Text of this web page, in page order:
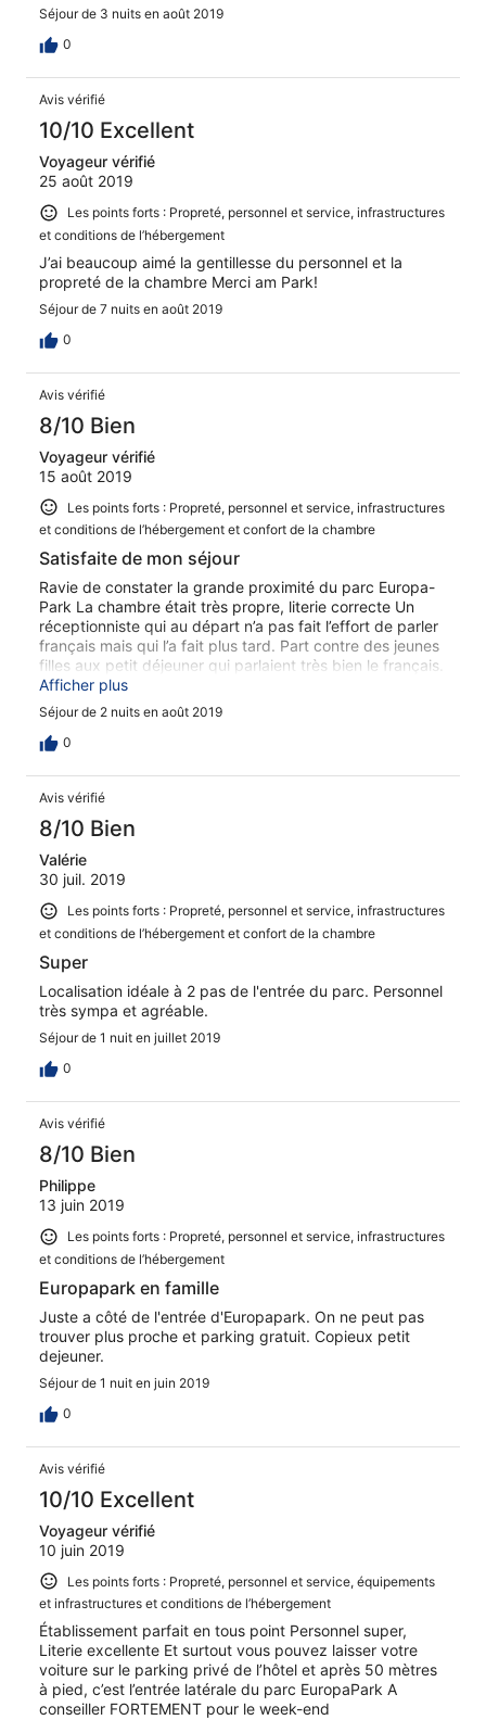
Séjour de 3 nuits en août 2019
0
Avis vérifié
10/10 Excellent
Voyageur vérifié
25 août 2019
Les points forts : Propreté, personnel et service, infrastructures
et conditions de l’hébergement
J’ai beaucoup aimé la gentillesse du personnel et la
propreté de la chambre Merci am Park!
Séjour de 7 nuits en août 2019
0
Avis vérifié
8/10 Bien
Voyageur vérifié
15 août 2019
Les points forts : Propreté, personnel et service, infrastructures
et conditions de l’hébergement et confort de la chambre
Satisfaite de mon séjour
Ravie de constater la grande proximité du parc Europa-
Park La chambre était très propre, literie correcte Un
réceptionniste qui au départ n’a pas fait l’effort de parler
français mais qui l’a fait plus tard. Part contre des jeunes
filles aux petit déjeuner qui parlaient très bien le français.
Très satisfaite du séjour, je recommande !
Afficher plus
Séjour de 2 nuits en août 2019
0
Avis vérifié
8/10 Bien
Valérie
30 juil. 2019
Les points forts : Propreté, personnel et service, infrastructures
et conditions de l’hébergement et confort de la chambre
Super
Localisation idéale à 2 pas de l'entrée du parc. Personnel
très sympa et agréable.
Séjour de 1 nuit en juillet 2019
0
Avis vérifié
8/10 Bien
Philippe
13 juin 2019
Les points forts : Propreté, personnel et service, infrastructures
et conditions de l’hébergement
Europapark en famille
Juste a côté de l'entrée d'Europapark. On ne peut pas
trouver plus proche et parking gratuit. Copieux petit
dejeuner.
Séjour de 1 nuit en juin 2019
0
Avis vérifié
10/10 Excellent
Voyageur vérifié
10 juin 2019
Les points forts : Propreté, personnel et service, équipements
et infrastructures et conditions de l’hébergement
Établissement parfait en tous point Personnel super,
Literie excellente Et surtout vous pouvez laisser votre
voiture sur le parking privé de l’hôtel et après 50 mètres
à pied, c’est l’entrée latérale du parc EuropaPark A
conseiller FORTEMENT pour le week-end